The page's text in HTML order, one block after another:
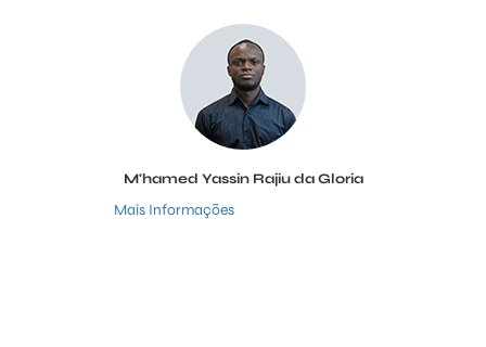
M'hamed Yassin Rajiu da Gloria
Mais Informações